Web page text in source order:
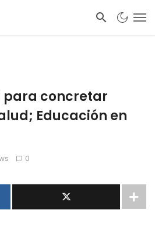
para concretar
Educación en
0